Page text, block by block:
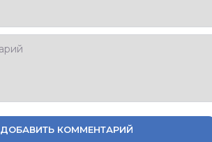
ДОБАВИТЬ КОММЕНТАРИЙ